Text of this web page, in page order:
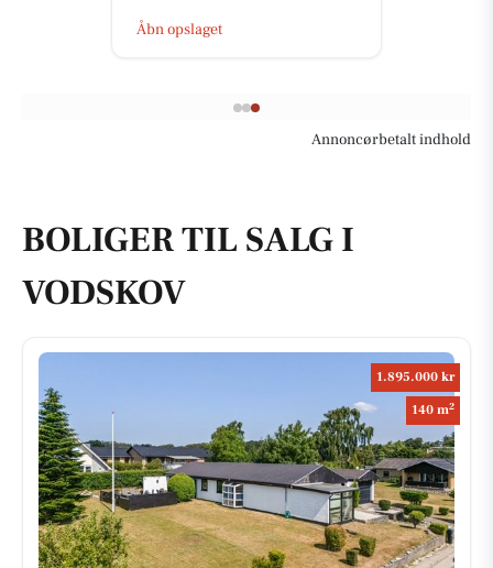
Åbn opslaget
Annoncørbetalt indhold
BOLIGER TIL SALG I
VODSKOV
1.895.000 kr
140 m2